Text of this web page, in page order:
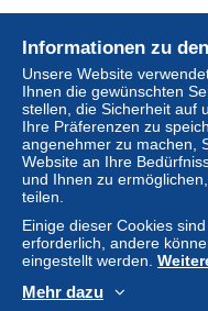
Alle Zahlungen
keine Zahlungen per
direkt auf eine
Der Käufer nutzt die
Käufe: Zu zahlen" zur
Zahlungsmethoden.
Eine Zahlung, die nicht
Überweisung auf Ihr
Verkäufer an den
Käufe können
nach sich ziehen.
hinzufügen
Informationen zu
Unsere Website
Ihnen die gewünschten
stellen, die Sicherheit auf
Ihre Präferenzen zu
angenehmer zu machen,
Website an Ihre
und Ihnen zu
teilen.
Einige dieser Cookies
erforderlich, andere
eingestellt werden.
Mehr dazu
Online-Hilfe
Auf Delcampe kaufen
Auf Delcampe verkaufen
Eine sichere Website